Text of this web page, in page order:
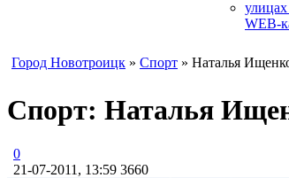
WEB-
Город Новотроицк » Спорт » Наталья
Спорт: Наталья
0
21-07-2011, 13:59 3660